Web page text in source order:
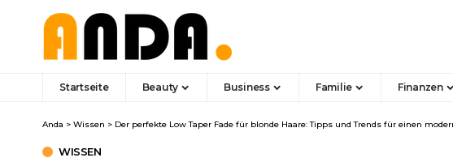
Startseite Beauty Business Familie Finanzen
Anda > Wissen > Der perfekte Low Taper Fade für blonde Haare: Tipps und Trends für einen
WISSEN